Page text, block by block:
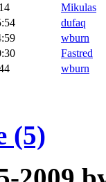
Mikulas
dufaq
wburn
Fastred
wburn
(5)